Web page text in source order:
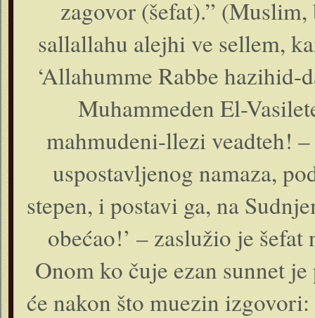
zagovor (šefat).”
sallallahu alejhi ve sellem,
‘Allahumme Rabbe
Muhammeden El-
mahmudeni-llezi veadteh!
uspostavljenog namaza,
stepen, i postavi ga, na
obećao!’ – zaslužio je
Onom ko čuje ezan sunnet
će nakon što muezin